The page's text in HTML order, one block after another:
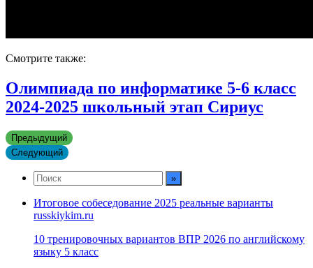
Смотрите также:
Олимпиада по информатике 5-6 класс
2024-2025 школьный этап Сириус
Предыдущий
Следующий
Итоговое собеседование 2025 реальные варианты
russkiykim.ru
10 тренировочных вариантов ВПР 2026 по английскому
языку 5 класс